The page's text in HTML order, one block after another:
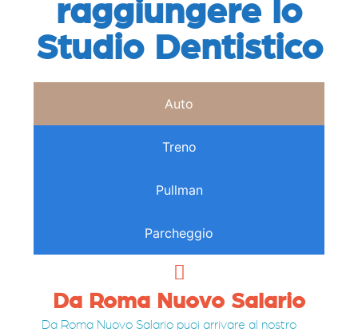
raggiungere lo
Studio Dentistico
Auto
Treno
Pullman
Parcheggio
Da Roma Nuovo Salario
Da Roma Nuovo Salario puoi arrivare al nostro